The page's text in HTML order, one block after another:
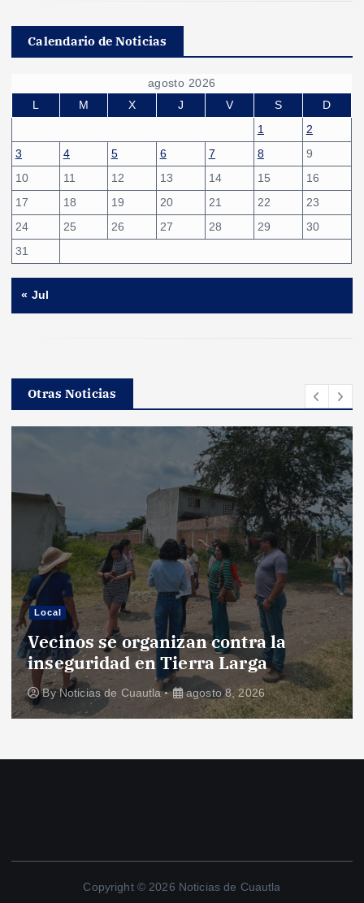
Calendario de Noticias
agosto 2026
L
M X J V S
D
1
2
3
4 5 6 7 8
9
10
11 12 13 14 15
16
17
18 19 20 21 22
23
24
25 26 27 28 29
30
31
« Jul
Otras Noticias
la
Local
DIF de Ocuituco realizará
gratuita contra el cáncer
cervicouterino
ByNoticias de Cuautla agosto 8, 2026
Copyright © 2026 Noticias de Cuautla